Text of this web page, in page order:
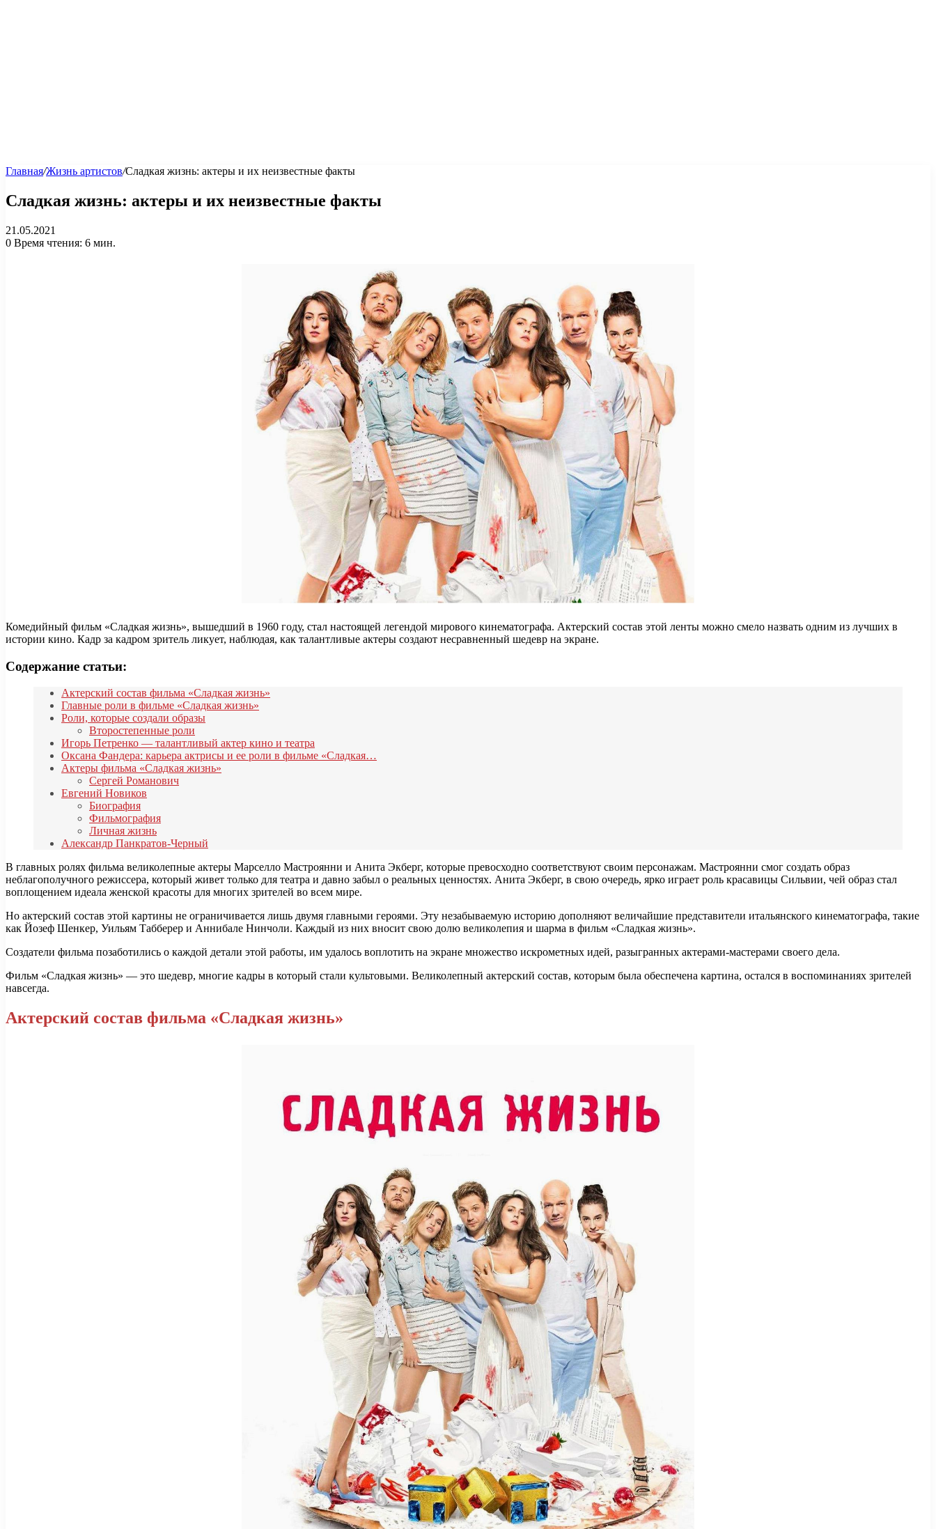
Главная/Жизнь артистов/Сладкая жизнь: актеры и их неизвестные факты
Сладкая жизнь: актеры и их неизвестные факты
21.05.2021
0 Время чтения: 6 мин.
Комедийный фильм «Сладкая жизнь», вышедший в 1960 году, стал настоящей легендой мирового кинематографа. Актерский состав этой ленты можно смело назвать одним из лучших в
истории кино. Кадр за кадром зритель ликует, наблюдая, как талантливые актеры создают несравненный шедевр на экране.
Содержание статьи:
Актерский состав фильма «Сладкая жизнь»
Главные роли в фильме «Сладкая жизнь»
Роли, которые создали образы
Второстепенные роли
Игорь Петренко — талантливый актер кино и театра
Оксана Фандера: карьера актрисы и ее роли в фильме «Сладкая…
Актеры фильма «Сладкая жизнь»
Сергей Романович
Евгений Новиков
Биография
Фильмография
Личная жизнь
Александр Панкратов-Черный
В главных ролях фильма великолепные актеры Марселло Мастроянни и Анита Экберг, которые превосходно соответствуют своим персонажам. Мастроянни смог создать образ
неблагополучного режиссера, который живет только для театра и давно забыл о реальных ценностях. Анита Экберг, в свою очередь, ярко играет роль красавицы Сильвии, чей образ стал
воплощением идеала женской красоты для многих зрителей во всем мире.
Но актерский состав этой картины не ограничивается лишь двумя главными героями. Эту незабываемую историю дополняют величайшие представители итальянского кинематографа, такие
как Йозеф Шенкер, Уильям Табберер и Аннибале Нинчоли. Каждый из них вносит свою долю великолепия и шарма в фильм «Сладкая жизнь».
Создатели фильма позаботились о каждой детали этой работы, им удалось воплотить на экране множество искрометных идей, разыгранных актерами-мастерами своего дела.
Фильм «Сладкая жизнь» — это шедевр, многие кадры в который стали культовыми. Великолепный актерский состав, которым была обеспечена картина, остался в воспоминаниях зрителей
навсегда.
Актерский состав фильма «Сладкая жизнь»